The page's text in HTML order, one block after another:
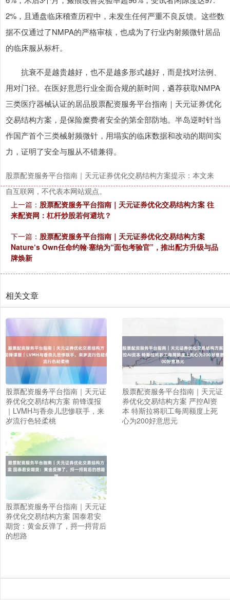
2%，且通盘临床稽查历程中，未发生任何严重不良反馈。这些数
据不仅通过了NMPA的严格审核，也成为了行业内射频微针居品
的临床服从标杆。
抗衰不是越贵越好，也不是越多形式越好，而是找对法例、
用对门径。在医好意思行业全面合规的新时间，遴荐获取NMPA
三类医疗器械认证的居品股票配资服务平台指南｜天元证券优化
交易结构方案，是保险糜费者安全的第全部防地。半岛逆时针当
作国产首个三类械射频微针，用塌实的临床数据和改动的期间实
力，证明了安全与服从不错兼得。
股票配资服务平台指南｜天元证券优化交易结构方案提示：本文来
自互联网，不代表本网站观点。
上一篇： 股票配资服务平台指南｜天元证券优化交易结构方案 往
来配资网：杠杆炒股若何避坑？
下一篇： 股票配资服务平台指南｜天元证券优化交易结构方案
Nature‘s Own任命约翰·塞纳为“面包考验官”，推出配方升级与品
牌焕新
相关文章
股票配资服务平台指南｜天元证
券优化交易结构方案 前锋谍报
｜LVMH与香奈儿悲惨联手，来
岁流行色轻柔桃
股票配资服务平台指南｜天元证
券优化交易结构方案 严控AI资
本 特斯拉将职工每周额度上死
心为200好意思元
股票配资服务平台指南｜天元证
券优化交易结构方案 国泰君安
期货：黄金反弹了，捋一捋背后
的想路
上证综指 3940.04